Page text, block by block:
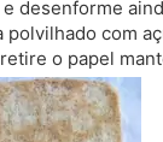
desenforme
polvilhado com
o papel